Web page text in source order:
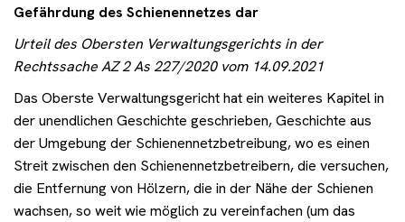
Gefährdung des Schienennetzes dar
Urteil des Obersten Verwaltungsgerichts in der
Rechtssache AZ 2 As 227/2020 vom 14.09.2021
Das Oberste Verwaltungsgericht hat ein weiteres Kapitel in
der unendlichen Geschichte geschrieben, Geschichte aus
der Umgebung der Schienennetzbetreibung, wo es einen
Streit zwischen den Schienennetzbetreibern, die versuchen,
die Entfernung von Hölzern, die in der Nähe der Schienen
wachsen, so weit wie möglich zu vereinfachen (um das